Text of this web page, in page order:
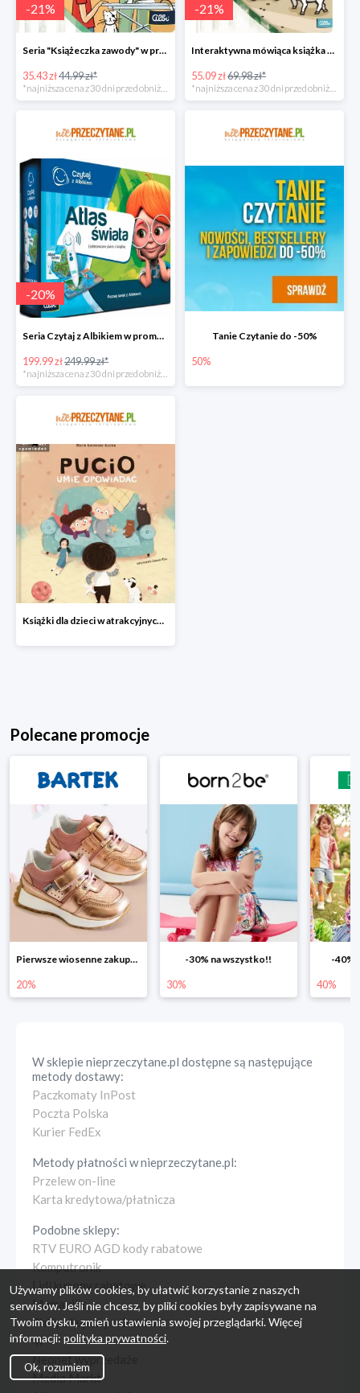
-21%
Seria "Książeczka zawody" w promocji
35.43 zł44.99 zł*
*najniższa cena z 30 dni przed obniżką
-21%
Interaktywna mówiąca książka taniej!
55.09 zł69.98 zł*
*najniższa cena z 30 dni przed obniżką
-20%
Seria Czytaj z Albikiem w promocji
199.99 zł249.99 zł*
Tanie Czytanie do -50%
50%
Książki dla dzieci w atrakcyjnych cenach
Polecane promocje
-30% na wszystko!!
30%
-40% na drugą sztukę
40% 25%
W sklepienieprzeczytane.pl dostępne są następujące
metody dostawy:
Paczkomaty InPost
Poczta Polska
Kurier FedEx
Metody płatności wnieprzeczytane.pl:
Przelew on-line
Karta kredytowa/płatnicza
Podobne sklepy:
RTV EURO AGD kody rabatowe
Komputronik
Lidl kupony rabatowe
Mamaville
Philips kupony rabatowe
4F
Neonet wyprzedaże
Media Markt
Używamy plików cookies, by ułatwić korzystanie z naszych
serwisów. Jeśli nie chcesz, by pliki cookies były zapisywane na
Twoim dysku, zmień ustawienia swojej przeglądarki. Więcej
informacji: polityka prywatności.
Ok, rozumiem